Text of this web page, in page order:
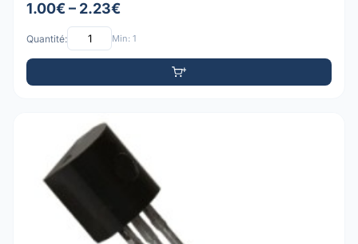
1.00€ – 2.23€
Quantité: Min: 1